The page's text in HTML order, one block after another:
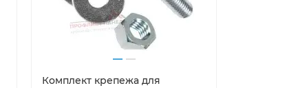
Комплект крепежа для